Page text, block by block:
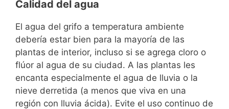
Calidad del agua
El agua del grifo a temperatura ambiente
debería estar bien para la mayoría de las
plantas de interior, incluso si se agrega cloro o
flúor al agua de su ciudad. A las plantas les
encanta especialmente el agua de lluvia o la
nieve derretida (a menos que viva en una
región con lluvia ácida). Evite el uso continuo de